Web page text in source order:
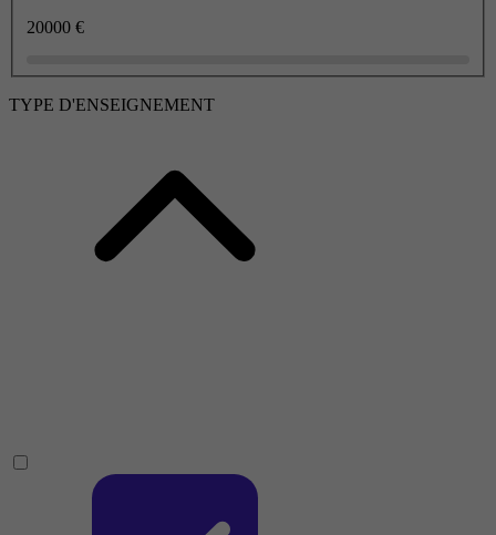
20000 €
TYPE D'ENSEIGNEMENT